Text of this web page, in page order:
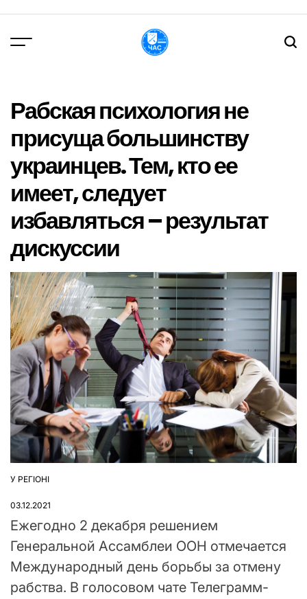
вмісту
Рабская психология не
присуща большинству
украинцев. Тем, кто ее
имеет, следует
избавляться – результат
дискуссии
ОПУБЛІКУВАТИ
У РЕГІОНІ
03.12.2021
Ежегодно 2 декабря решением
Генеральной Ассамблеи ООН отмечается
Международный день борьбы за отмену
рабства. В голосовом чате Телеграмм-